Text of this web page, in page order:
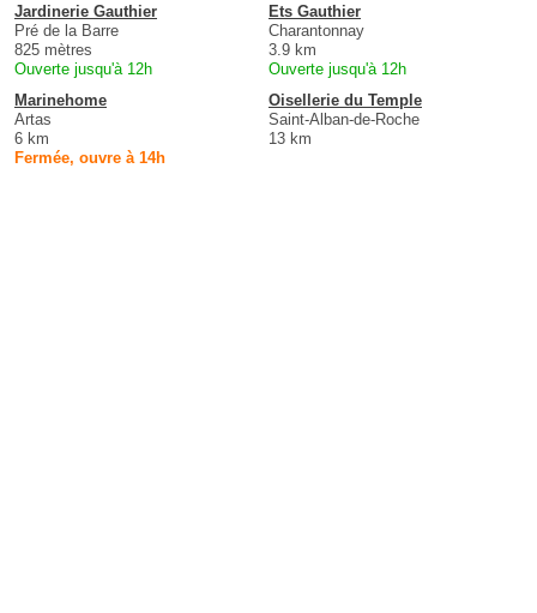
Jardinerie Gauthier
Pré de la Barre
825 mètres
Ouverte jusqu'à 12h
Ets Gauthier
Charantonnay
3.9 km
Ouverte jusqu'à 12h
Marinehome
Artas
6 km
Fermée, ouvre à 14h
Oisellerie du Temple
Saint-Alban-de-Roche
13 km